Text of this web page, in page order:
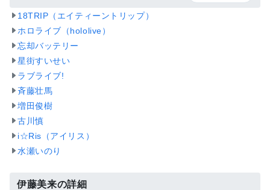
18TRIP（エイティーントリップ）
ホロライブ（hololive）
忘却バッテリー
星街すいせい
ラブライブ!
斉藤壮馬
増田俊樹
古川慎
i☆Ris（アイリス）
水瀬いのり
伊藤美来の詳細